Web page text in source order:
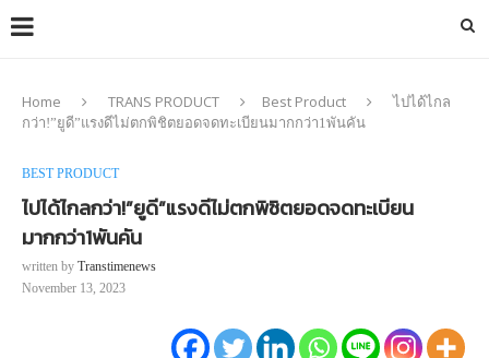
Home TRANS PRODUCT Best Product
ไปได้ไกล
กว่า!”ยูดี”แรงดีไม่ตกพิชิตยอดจดทะเบียนมากกว่า1พันคัน
BEST PRODUCT
ไปได้ไกลกว่า!”ยูดี”แรงดีไม่ตกพิชิตยอดจดทะเบียน
มากกว่า1พันคัน
written by Transtimenews
November 13, 2023